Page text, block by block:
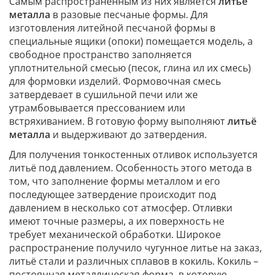
металла в разовые песчаные формы. Для
изготовления литейной песчаной формы в
специальные ящики (опоки) помещается модель, а
свободное пространство заполняется
уплотнительной смесью (песок, глина ил их смесь)
для формовки изделий. Формовочная смесь
затвердевает в сушильной печи или же
утрамбовывается прессованием или
встряхиванием. В готовую форму выполняютлитьё
металла и выдерживают до затвердения.
Для получения тонкостенных отливок используется
литьё под давлением. Особенность этого метода в
том, что заполнение формы металлом и его
последующее затвердение происходит под
давлением в несколько сот атмосфер. Отливки
имеют точные размеры, а их поверхность не
требует механической обработки. Широкое
распространение получило чугунное литье на заказ,
литьё стали и различных сплавов в кокиль. Кокиль –